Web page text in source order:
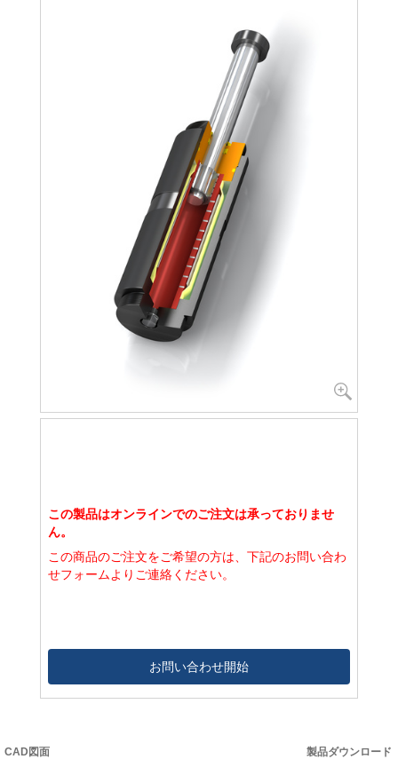
この製品はオンラインでのご注文は承っておりませ
ん。
この商品のご注文をご希望の方は、下記のお問い合わ
せフォームよりご連絡ください。
お問い合わせ開始
CAD図面 製品ダウンロード